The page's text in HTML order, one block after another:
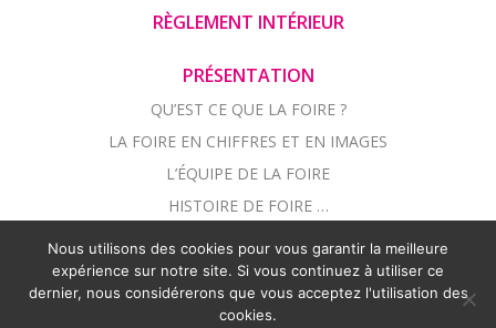
RÈGLEMENT INTÉRIEUR
PRÉSENTATION
QU’EST CE QUE LA FOIRE ?
LA FOIRE EN CHIFFRES ET EN IMAGES
L’ÉQUIPE DE LA FOIRE
HISTOIRE DE FOIRE …
LE PLAN DE LA FOIRE
Nous utilisons des cookies pour vous garantir la meilleure
expérience sur notre site. Si vous continuez à utiliser ce
dernier, nous considérerons que vous acceptez l'utilisation des
cookies.